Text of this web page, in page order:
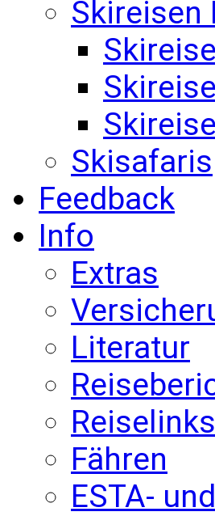
Skireisen
Skisafaris
Feedback
Info
Extras
Literatur
Reiselinks
Fähren
ESTA-